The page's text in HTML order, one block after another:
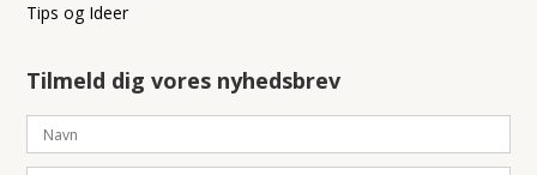
Tips og Ideer
Tilmeld dig vores nyhedsbrev